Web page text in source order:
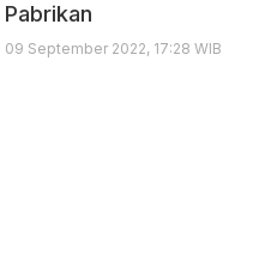
Pabrikan
09 September 2022, 17:28 WIB